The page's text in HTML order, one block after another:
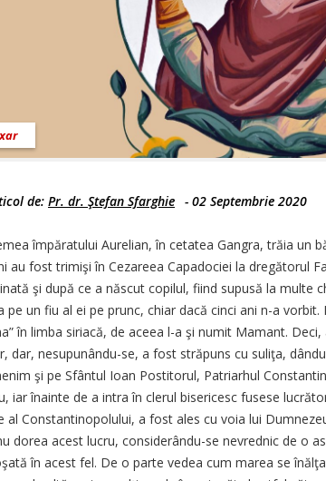
de: Pr. dr. Ştefan Sfarghie - 02 Septembrie 2020
împăratului Aurelian, în cetatea Gangra, trăia un
au fost trimişi în Cezareea Capadociei la dregătorul
şi după ce a născut copilul, fiind supusă la multe
pe un fiu al ei pe prunc, chiar dacă cinci ani n-a
în limba siriacă, de aceea l-a şi numit Mamant.
dar, nesupunându-se, a fost străpuns cu suliţa,
şi pe Sfântul Ioan Postitorul, Patriarhul
iar înainte de a intra în clerul bisericesc fusese
al Constantinopolului, a fost ales cu voia lui
dorea acest lucru, considerându-se nevrednic de o
în acest fel. De o parte vedea cum marea se